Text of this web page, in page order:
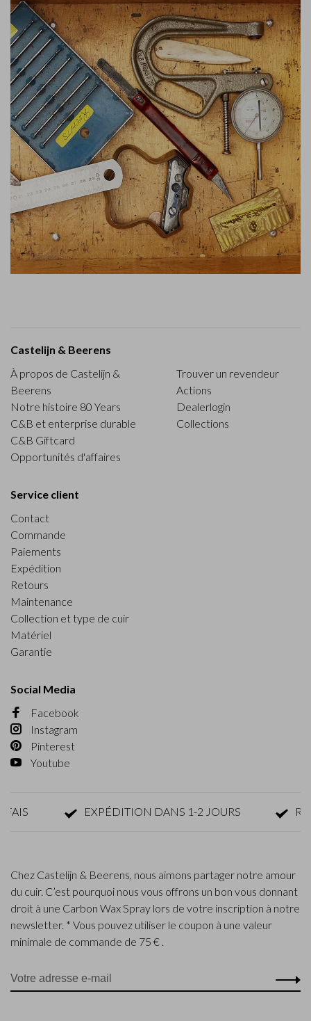
Castelijn & Beerens
À propos de Castelijn &
Beerens
Notre histoire 80 Years
C&B et enterprise durable
C&B Giftcard
Opportunités d'affaires
Trouver un revendeur
Actions
Dealerlogin
Collections
Service client
Contact
Commande
Paiements
Expédition
Retours
Maintenance
Collection et type de cuir
Matériel
Garantie
Social Media
Facebook
Instagram
Pinterest
Youtube
EXPÉDITION DANS 1-2 JOURS
Chez Castelijn & Beerens, nous aimons partager notre amour
du cuir. C’est pourquoi nous vous offrons un bon vous donnant
droit à une Carbon Wax Spray lors de votre inscription à notre
newsletter. * Vous pouvez utiliser le coupon à une valeur
minimale de commande de 75 € .